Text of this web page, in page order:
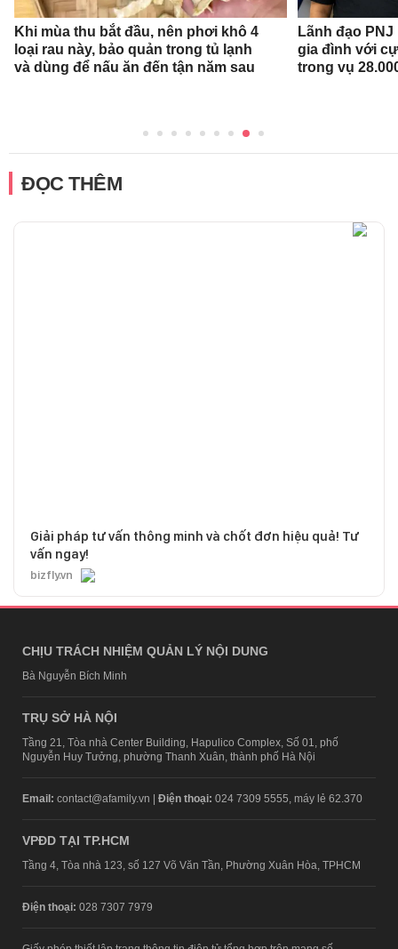
Khi mùa thu bắt đầu, nên phơi khô 4
loại rau này, bảo quản trong tủ lạnh
và dùng để nấu ăn đến tận năm sau
Lãnh đạo
gia đình với
trong vụ
ĐỌC THÊM
Giải pháp tư vấn thông minh và chốt đơn hiệu quả! Tư
vấn ngay!
bizfly.vn
CHỊU TRÁCH NHIỆM QUẢN LÝ NỘI DUNG
Bà Nguyễn Bích Minh
TRỤ SỞ HÀ NỘI
Tầng 21, Tòa nhà Center Building, Hapulico Complex, Số 01, phố
Nguyễn Huy Tưởng, phường Thanh Xuân, thành phố Hà Nội
Email: contact@afamily.vn | Điện thoại: 024 7309 5555, máy lẻ 62.370
VPĐD TẠI TP.HCM
Tầng 4, Tòa nhà 123, số 127 Võ Văn Tần, Phường Xuân Hòa, TPHCM
Điện thoại: 028 7307 7979